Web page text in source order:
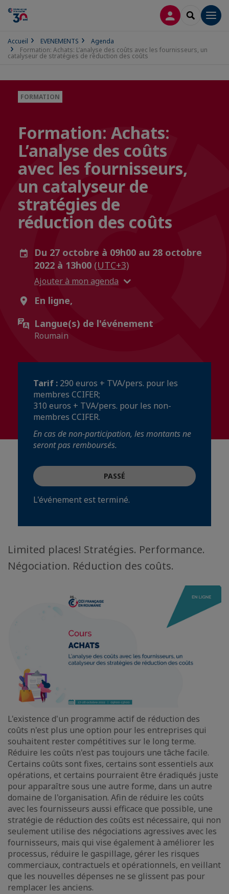
CONNEXION
Accueil EVENEMENTS
Agenda
Formation: Achats: L’analyse des coûts avec les fournisseurs, un
catalyseur de stratégies de réduction des coûts
FORMATION
Formation: Achats:
L’analyse des coûts
avec les fournisseurs,
un catalyseur de
stratégies de
réduction des coûts
Du 27 octobre à 09h00 au 28 octobre
2022 à 13h00 (UTC+3)
Ajouter à mon agenda
En ligne,
Langue(s) de l'événement
Roumain
Tarif : 290 euros + TVA/pers. pour les
membres CCIFER;
310 euros + TVA/pers. pour les non-
membres CCIFER.
En cas de non-participation, les montants ne
seront pas remboursés.
PASSÉ
L'événement est terminé.
Limited places! Stratégies. Performance.
Négociation. Réduction des coûts.
L'existence d'un programme actif de réduction des
coûts n'est plus une option pour les entreprises qui
souhaitent rester compétitives sur le long terme.
Réduire les coûts n'est pas toujours une tâche facile.
Certains coûts sont fixes, certains sont essentiels aux
opérations, et certains pourraient être éradiqués juste
pour apparaître sous une autre forme, dans un autre
domaine de l'organisation. Afin de réduire les coûts
avec les fournisseurs aussi efficace que possible, une
stratégie de réduction des coûts est nécessaire, qui non
seulement utilise des négociations agressives avec les
fournisseurs, mais qui vise également à améliorer les
processus, réduire le gaspillage, gérer les risques
commerciaux, contractuels et opérationnels, en veillant
que les nouvelles dépenses ne se glissent pas pour
remplacer les anciens.